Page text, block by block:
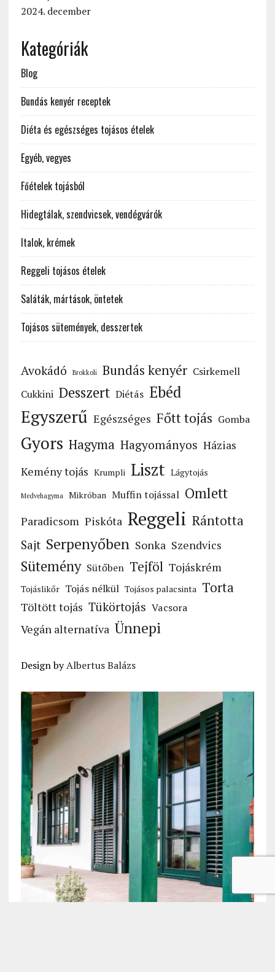
2024. december
Kategóriák
Blog
Bundás kenyér receptek
Diéta és egészséges tojásos ételek
Egyéb, vegyes
Főételek tojásból
Hidegtálak, szendvicsek, vendégvárók
Italok, krémek
Reggeli tojásos ételek
Saláták, mártások, öntetek
Tojásos sütemények, desszertek
Avokádó Brokkoli Bundás kenyér Csirkemell
Cukkini Desszert Diétás Ebéd
Egyszerű Egészséges Főtt tojás Gomba
Gyors Hagyma Hagyományos Házias
Kemény tojás Krumpli Liszt Lágytojás
Medvehagyma Mikróban Muffin tojással Omlett
Paradicsom Piskóta Reggeli Rántotta
Sajt Serpenyőben Sonka Szendvics
Sütemény Sütőben Tejföl Tojáskrém
Tojáslikőr Tojás nélkül Tojásos palacsinta Torta
Töltött tojás Tükörtojás Vacsora
Vegán alternatíva Ünnepi
Design byAlbertus Balázs